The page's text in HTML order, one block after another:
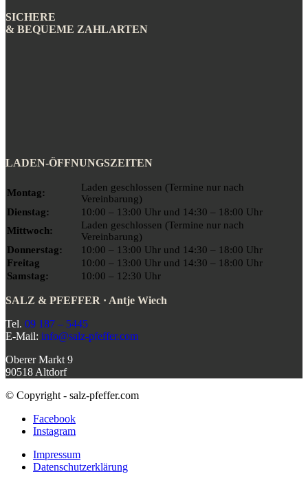
SICHERE
& BEQUEME ZAHLARTEN
LADEN-ÖFFNUNGSZEITEN
Montag:
Laden geschlossen (Termine nur nach
Vereinbarung)
Dienstag:
10:00 – 13:00 Uhr und 14:30 – 18:00 Uhr
Mittwoch:
Laden geschlossen (Termine nur nach
Vereinbarung)
Donnerstag:
10:00 – 13:00 Uhr und 14:30 – 18:00 Uhr
Freitag
10:00 – 13:00 Uhr und 14:30 – 18:00 Uhr
Samstag:
10:00 – 12:30 Uhr
SALZ & PFEFFER · Antje Wiech
Tel. 09 187 – 5445
E-Mail: info@salz-pfeffer.com
Oberer Markt 9
90518 Altdorf
© Copyright - salz-pfeffer.com
Facebook
Instagram
Impressum
Datenschutzerklärung